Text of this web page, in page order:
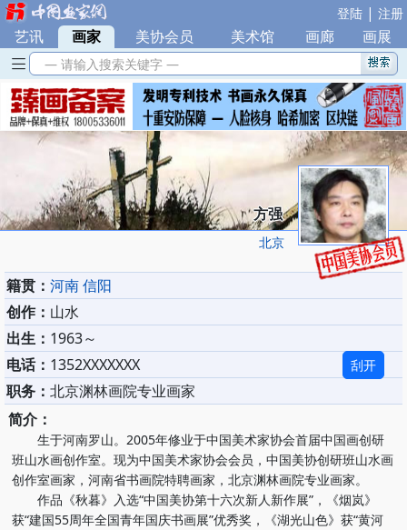
登陆 | 注册
艺讯 | 画家 美协会员 美术馆 画廊 画展
— 请输入搜索关键字 —
方强
北京
籍贯： 河南 信阳
创作： 山水
出生： 1963～
电话： 1352XXXXXXX 刮开
职务： 北京渊林画院专业画家
简介：
生于河南罗山。2005年修业于中国美术家协会首届中国画创研
班山水画创作室。现为中国美术家协会会员，中国美协创研班山水画
创作室画家，河南省书画院特聘画家，北京渊林画院专业画家。
作品《秋暮》入选“中国美协第十六次新人新作展”，《烟岚》
获“建国55周年全国青年国庆书画展”优秀奖，《湖光山色》获“黄河